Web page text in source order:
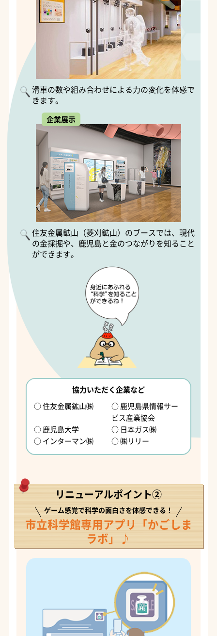
滑車の数や組み合わせによる力の変化を体感で
きます。
企業展示
住友金属鉱山（菱刈鉱山）のブースでは、現代
の金採掘や、鹿児島と金のつながりを知ること
ができます。
協力いただく企業など
○ 住友金属鉱山㈱
○ 鹿児島県情報サー
ビス産業協会
○ 鹿児島大学
○ 日本ガス㈱
○ インターマン㈱
○ ㈱リリー
リニューアルポイント②
ゲーム感覚で科学の面白さを体感できる！
市立科学館専用アプリ「かごしま
ラボ」♪